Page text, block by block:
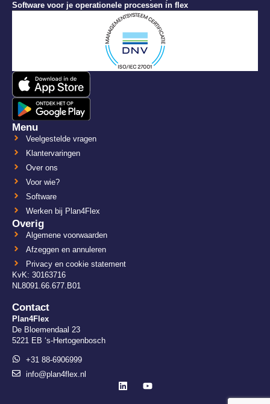
Software voor je operationele processen in flex
Menu
Veelgestelde vragen
Klantervaringen
Over ons
Voor wie?
Software
Werken bij Plan4Flex
Overig
Algemene voorwaarden
Afzeggen en annuleren
Privacy en cookie statement
KvK: 30163716
NL8091.66.677.B01
Contact
Plan4Flex
De Bloemendaal 23
5221 EB ‘s-Hertogenbosch
+31 88-6906999
info@plan4flex.nl